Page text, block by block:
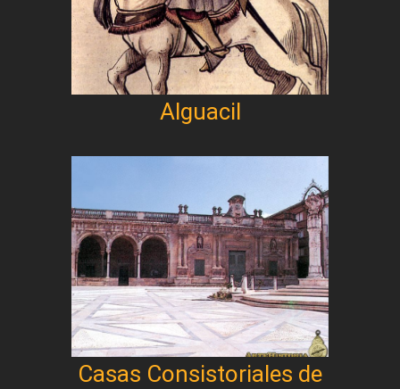
Alguacil
Casas Consistoriales de